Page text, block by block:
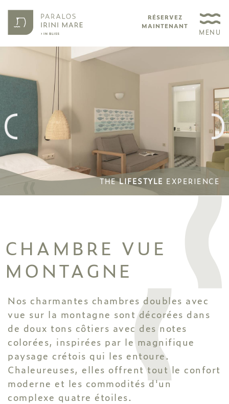
RÉSERVEZ
MAINTENANT
MENU
THELIFESTYLE EXPERIENCE
THELIFESTYLE EXPERIENCE
CHAMBRE VUE
MONTAGNE
Nos charmantes chambres doubles avec
vue sur la montagne sont décorées dans
de doux tons côtiers avec des notes
colorées, inspirées par le magnifique
paysage crétois qui les entoure.
Chaleureuses, elles offrent tout le confort
moderne et les commodités d'un
complexe quatre étoiles.